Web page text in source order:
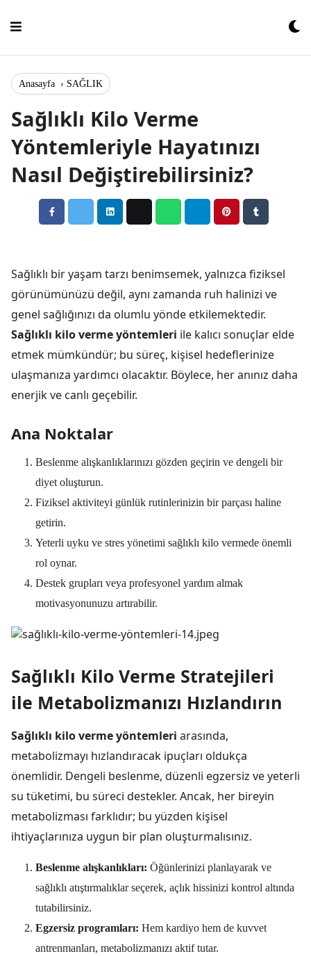
Anasayfa › SAĞLIK
Sağlıklı Kilo Verme
Yöntemleriyle Hayatınızı
Nasıl Değiştirebilirsiniz?
Sağlıklı bir yaşam tarzı benimsemek, yalnızca fiziksel
görünümünüzü değil, aynı zamanda ruh halinizi ve
genel sağlığınızı da olumlu yönde etkilemektedir.
Sağlıklı kilo verme yöntemleri ile kalıcı sonuçlar elde
etmek mümkündür; bu süreç, kişisel hedeflerinize
ulaşmanıza yardımcı olacaktır. Böylece, her anınız daha
enerjik ve canlı geçebilir.
Ana Noktalar
Beslenme alışkanlıklarınızı gözden geçirin ve dengeli bir
diyet oluşturun.
Fiziksel aktiviteyi günlük rutinlerinizin bir parçası haline
getirin.
Yeterli uyku ve stres yönetimi sağlıklı kilo vermede önemli
rol oynar.
Destek grupları veya profesyonel yardım almak
motivasyonunuzu artırabilir.
Sağlıklı Kilo Verme Stratejileri
ile Metabolizmanızı Hızlandırın
Sağlıklı kilo verme yöntemleri arasında,
metabolizmayı hızlandıracak ipuçları oldukça
önemlidir. Dengeli beslenme, düzenli egzersiz ve yeterli
su tüketimi, bu süreci destekler. Ancak, her bireyin
metabolizması farklıdır; bu yüzden kişisel
ihtiyaçlarınıza uygun bir plan oluşturmalısınız.
Beslenme alışkanlıkları: Öğünlerinizi planlayarak ve
sağlıklı atıştırmalıklar seçerek, açlık hissinizi kontrol altında
tutabilirsiniz.
Egzersiz programları: Hem kardiyo hem de kuvvet
antrenmanları, metabolizmanızı aktif tutar.